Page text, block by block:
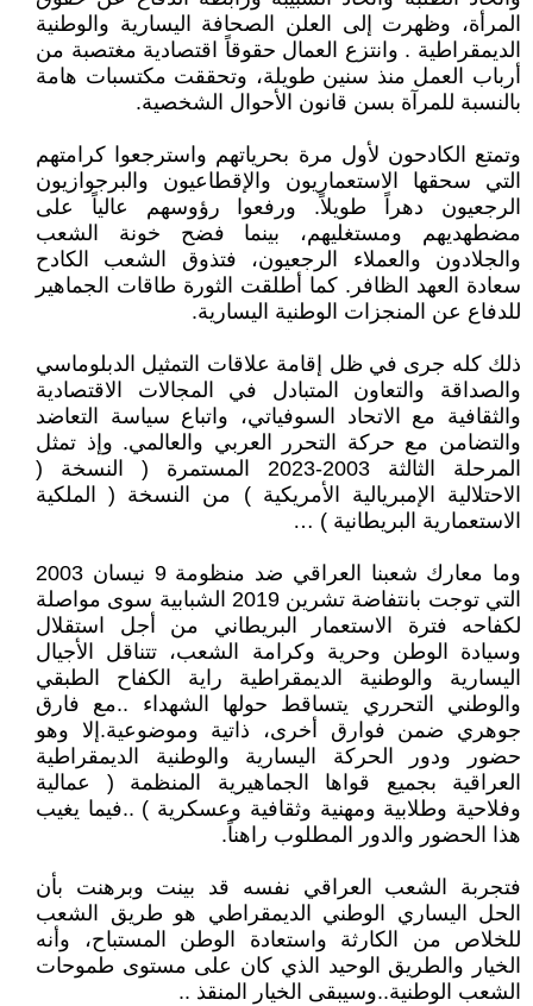
المرأة، وظهرت إلى العلن الصحافة اليسارية والوطنية
الديمقراطية . وانتزع العمال حقوقاً اقتصادية مغتصبة من
أرباب العمل منذ سنين طويلة، وتحققت مكتسبات هامة
بالنسبة للمرآة بسن قانون الأحوال الشخصية.
وتمتع الكادحون لأول مرة بحرياتهم واسترجعوا كرامتهم
التي سحقها الاستعماريون والإقطاعيون والبرجوازيون
الرجعيون دهراً طويلاً. ورفعوا رؤوسهم عالياً على
مضطهديهم ومستغليهم، بينما فضح خونة الشعب
والجلادون والعملاء الرجعيون، فتذوق الشعب الكادح
سعادة العهد الظافر. كما أطلقت الثورة طاقات الجماهير
للدفاع عن المنجزات الوطنية اليسارية.
ذلك كله جرى في ظل إقامة علاقات التمثيل الدبلوماسي
والصداقة والتعاون المتبادل في المجالات الاقتصادية
والثقافية مع الاتحاد السوفياتي، واتباع سياسة التعاضد
والتضامن مع حركة التحرر العربي والعالمي. وإذ تمثل
المرحلة الثالثة 2003-2023 المستمرة ( النسخة (
الاحتلالية الإمبريالية الأمريكية ) من النسخة ( الملكية
الاستعمارية البريطانية ) …
وما معارك شعبنا العراقي ضد منظومة 9 نيسان 2003
التي توجت بانتفاضة تشرين 2019 الشبابية سوى مواصلة
لكفاحه فترة الاستعمار البريطاني من أجل استقلال
وسيادة الوطن وحرية وكرامة الشعب، تتناقل الأجيال
اليسارية والوطنية الديمقراطية راية الكفاح الطبقي
والوطني التحرري يتساقط حولها الشهداء ..مع فارق
جوهري ضمن فوارق أخرى، ذاتية وموضوعية. إلا وهو
حضور ودور الحركة اليسارية والوطنية الديمقراطية
العراقية بجميع قواها الجماهيرية المنظمة ( عمالية
وفلاحية وطلابية ومهنية وثقافية وعسكرية ) ..فيما يغيب
هذا الحضور والدور المطلوب راهناً.
فتجربة الشعب العراقي نفسه قد بينت وبرهنت بأن
الحل اليساري الوطني الديمقراطي هو طريق الشعب
للخلاص من الكارثة واستعادة الوطن المستباح، وأنه
الخيار والطريق الوحيد الذي كان على مستوى طموحات
الشعب الوطنية..وسيبقى الخيار المنقذ ..